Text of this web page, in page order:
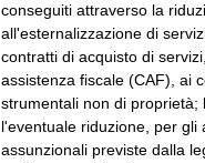
conseguiti attraverso la
all'esternalizzazione di
contratti di acquisto di
assistenza fiscale (CAF), ai
strumentali non di
l'eventuale riduzione, per
assunzionali previste dalla